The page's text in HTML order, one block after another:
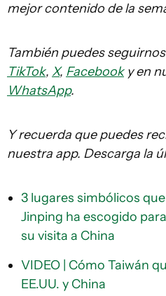
mejor contenido de la
También puedes
TikTok, X, Facebooky en
WhatsApp.
Y recuerda que puedes
nuestra app. Descarga la
3 lugares simbólicos
Jinping ha escogido
su visita a China
VIDEO | Cómo Taiwán
EE.UU. y China